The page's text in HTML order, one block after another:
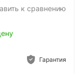
к сравнению
Гарантия